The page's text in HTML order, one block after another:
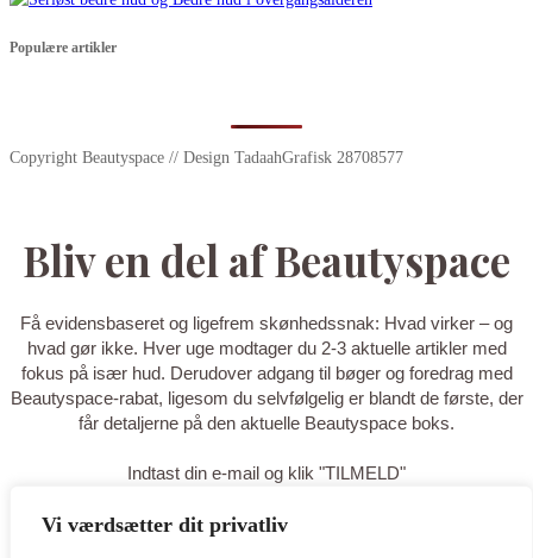
Vi værdsætter dit privatliv
Populære artikler
Copyright Beautyspace // Design TadaahGrafisk 28708577
Bliv en del af Beautyspace
Få evidensbaseret og ligefrem skønhedssnak: Hvad virker – og
hvad gør ikke. Hver uge modtager du 2-3 aktuelle artikler med
fokus på især hud. Derudover adgang til bøger og foredrag med
Beautyspace-rabat, ligesom du selvfølgelig er blandt de første, der
får detaljerne på den aktuelle Beautyspace boks.
Indtast din e-mail og klik "TILMELD"